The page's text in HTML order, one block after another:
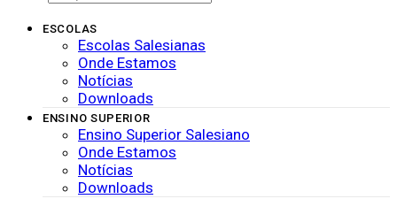
ESCOLAS
Escolas Salesianas
Onde Estamos
Notícias
Downloads
ENSINO SUPERIOR
Ensino Superior Salesiano
Onde Estamos
Notícias
Downloads